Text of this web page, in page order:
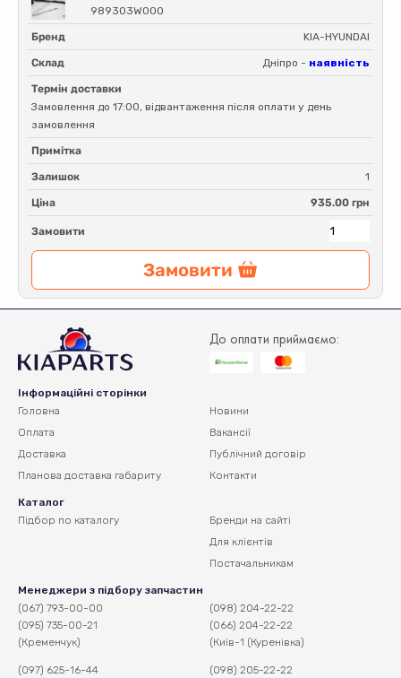
989303W000
Бренд KIA-HYUNDAI
Склад Дніпро - наявність
Термін доставки
Замовлення до 17:00, відвантаження після оплати у день
замовлення
Примітка
Залишок 1
Ціна 935.00 грн
Замовити
Замовити
До оплати приймаємо:
Інформаційні сторінки
Головна
Оплата
Доставка
Планова доставка габариту
Новини
Вакансії
Публічний договір
Контакти
Каталог
Підбор по каталогу
Бренди на сайті
Для клієнтів
Постачальникам
Менеджери з підбору запчастин
(067) 793-00-00
(095) 735-00-21
(Кременчук)
(097) 625-16-44
(098) 204-22-22
(066) 204-22-22
(Київ-1 (Куренівка)
(098) 205-22-22